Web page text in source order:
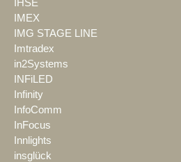
IHSE
IMEX
IMG STAGE LINE
Imtradex
in2Systems
INFiLED
Infinity
InfoComm
InFocus
Innlights
insglück